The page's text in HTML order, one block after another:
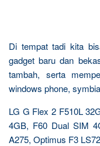
Di tempat tadi kita
gadget baru dan
tambah, serta
windows phone,
LG G Flex 2 F510L
4GB, F60 Dual SIM
A275, Optimus F3